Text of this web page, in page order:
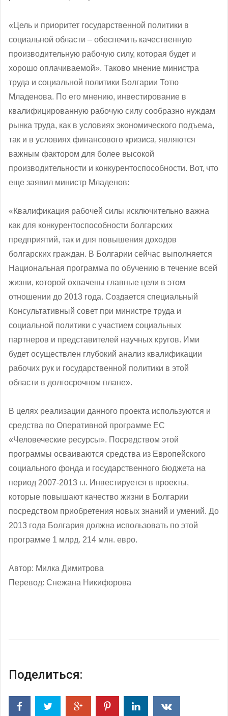
«Цель и приоритет государственной политики в
социальной области – обеспечить качественную
производительную рабочую силу, которая будет и
хорошо оплачиваемой». Таково мнение министра
труда и социальной политики Болгарии Тотю
Младенова. По его мнению, инвестирование в
квалифицированную рабочую силу сообразно нуждам
рынка труда, как в условиях экономического подъема,
так и в условиях финансового кризиса, являются
важным фактором для более высокой
производительности и конкурентоспособности. Вот, что
еще заявил министр Младенов:
«Квалификация рабочей силы исключительно важна
как для конкурентоспособности болгарских
предприятий, так и для повышения доходов
болгарских граждан. В Болгарии сейчас выполняется
Национальная программа по обучению в течение всей
жизни, которой охвачены главные цели в этом
отношении до 2013 года. Создается специальный
Консультативный совет при министре труда и
социальной политики с участием социальных
партнеров и представителей научных кругов. Ими
будет осуществлен глубокий анализ квалификации
рабочих рук и государственной политики в этой
области в долгосрочном плане».
В целях реализации данного проекта используются и
средства по Оперативной программе ЕС
«Человеческие ресурсы». Посредством этой
программы осваиваются средства из Европейского
социального фонда и государственного бюджета на
период 2007-2013 г.г. Инвестируется в проекты,
которые повышают качество жизни в Болгарии
посредством приобретения новых знаний и умений. До
2013 года Болгария должна использовать по этой
программе 1 млрд. 214 млн. евро.
Автор: Милка Димитрова
Перевод: Снежана Никифорова
Поделиться: